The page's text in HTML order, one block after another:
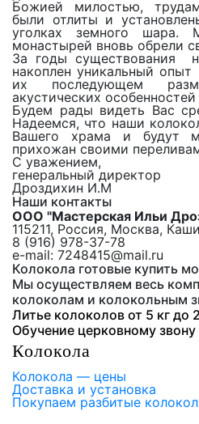
Божией милостью,
были отлиты и
уголках земного шара.
монастырей вновь обрели
За годы существования
накоплен уникальный
их последующем
акустических
Будем рады видеть Вас
Надеемся, что наши
Вашего храма и будут
прихожан своими
С уважением,
генеральный директор
Дроздихин И.М
Наши контакты
ООО "Мастерская Ильи
115211, Россия, Москва,
8 (916) 978-37-78
e-mail: 7248415@mail.ru
Колокола готовые купить
Мы осуществляем весь
колоколам и колокольным
Литье колоколов от 5 кг до
Обучение церковному
Колокола
Колокола — цены
Доставка и установка
Покупаем разбитые